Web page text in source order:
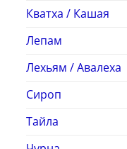
Кватха / Кашая
Лепам
Лехьям / Авалеха
Сироп
Тайла